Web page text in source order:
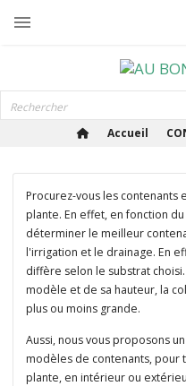
Accueil
Procurez-vous les contenants
plante. En effet, en fonction
déterminer le meilleur
l'irrigation et le drainage. En
diffère selon le substrat
modèle et de sa hauteur, la
plus ou moins grande.
Aussi, nous vous proposons
modèles de contenants, pour
plante, en intérieur ou